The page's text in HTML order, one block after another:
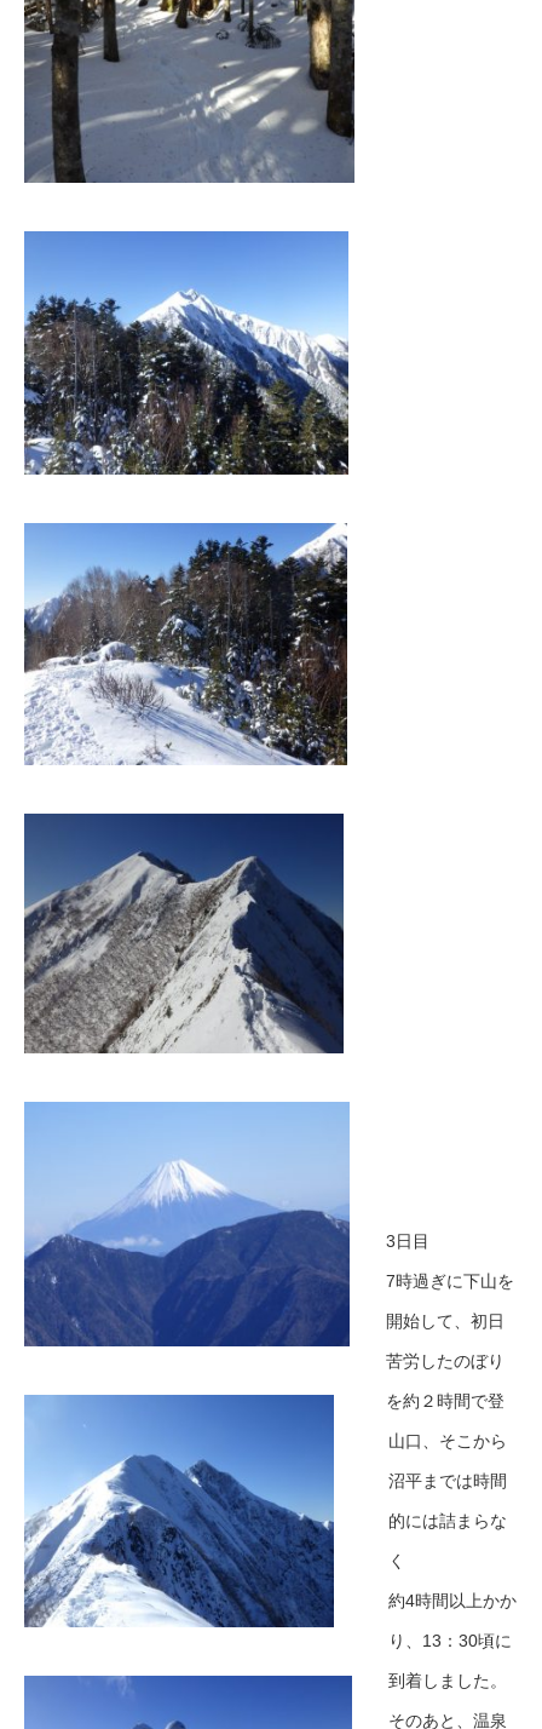
3日目
7時過ぎに下山を
開始して、初日
苦労したのぼり
を約２時間で登
山口、そこから
沼平までは時間
的には詰まらな
く
約4時間以上かか
り、13：30頃に
到着しました。
そのあと、温泉